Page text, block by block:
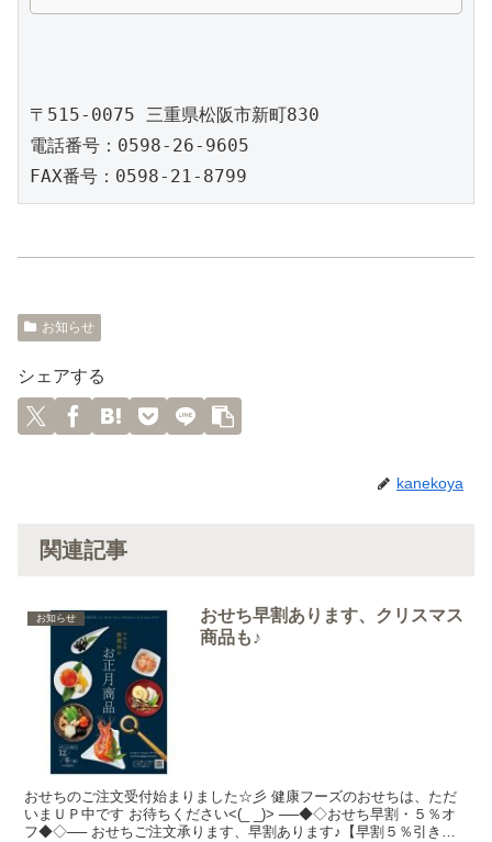
〒515-0075 三重県松阪市新町830
電話番号：0598-26-9605
FAX番号：0598-21-8799
お知らせ
シェアする
kanekoya
関連記事
お知らせ
おせち早割あります、クリスマス
商品も♪
おせちのご注文受付始まりました☆彡 健康フーズのおせちは、ただ
いまＵＰ中です お待ちください<(_ _)> ──◆◇おせち早割・５％オ
フ◆◇── おせちご注文承ります、早割あります♪【早割５％引き】